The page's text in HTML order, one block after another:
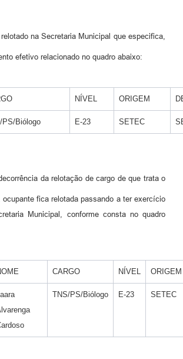
na Secretaria Municipal que especifica,
efetivo relacionado no quadro abaixo:
NÍVEL ORIGEM
PS/Biólogo E-23 SETEC
da relotação de cargo de que trata o
ocupante fica relotada passando a ter exercício
Municipal, conforme consta no quadro
CARGO NÍVEL ORIGEM
TNS/PS/Biólogo E-23 SETEC